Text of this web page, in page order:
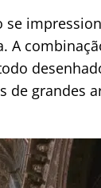
A
de grandes